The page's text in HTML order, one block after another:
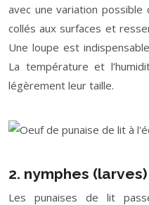
avec une variation
collés aux surfaces et
Une loupe est
La température et
légèrement leur taille.
2. nymphes
Les punaises de lit